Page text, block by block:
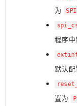
为
程序
默认
置为